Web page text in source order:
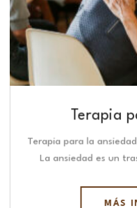
Terapia
Terapia para la
La ansiedad es un
MÁS